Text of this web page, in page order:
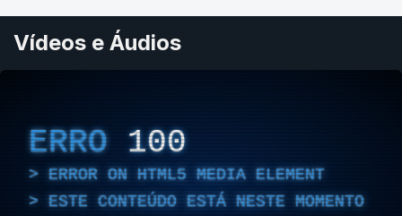
Vídeos e Áudios
ERRO 100
ERROR ON HTML5 MEDIA ELEMENT
ESTE CONTEÚDO ESTÁ NESTE MOMENTO